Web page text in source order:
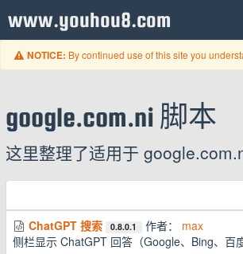
www.youhou8.com
NOTICE: By continued use of this site you
google.com.ni 脚本
这里整理了适用于
ChatGPT 搜索
0.8.0.1 作者： max
侧栏显示 ChatGPT 回答（Google、Bing、百